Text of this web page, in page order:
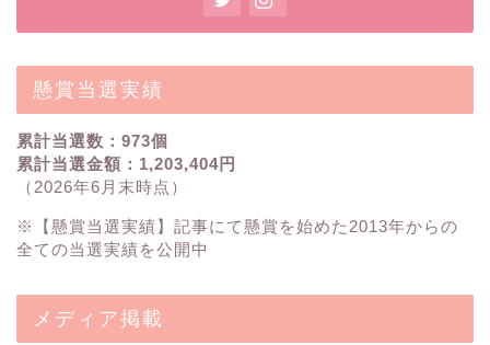
懸賞当選実績
累計当選数：973個
累計当選金額：1,203,404円
（2026年6月末時点）
※【懸賞当選実績】記事にて懸賞を始めた2013年からの
全ての当選実績を公開中
メディア掲載